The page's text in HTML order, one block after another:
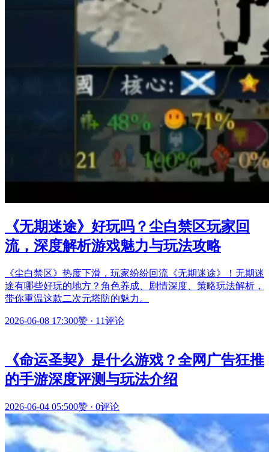
《无期迷途》好玩吗？尘白禁区玩家回
流，深度解析游戏魅力与玩法攻略
《尘白禁区》热度下滑，玩家纷纷回流《无期迷途》！无期迷
途有哪些好玩的地方？角色养成、剧情深度、策略玩法解析，
带你重温这款二次元塔防的魅力。
2026-06-08 17:300赞 · 11评论
《命运圣契》是什么游戏？全网广告狂推
的手游深度评测与玩法介绍
2026-06-04 05:500赞 · 0评论